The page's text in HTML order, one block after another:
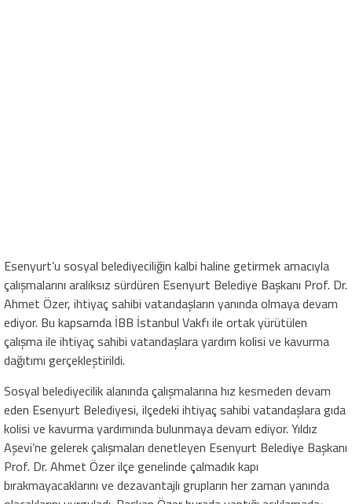
Esenyurt’u sosyal belediyeciliğin kalbi haline getirmek amacıyla
çalışmalarını aralıksız sürdüren Esenyurt Belediye Başkanı Prof. Dr.
Ahmet Özer, ihtiyaç sahibi vatandaşların yanında olmaya devam
ediyor. Bu kapsamda İBB İstanbul Vakfı ile ortak yürütülen
çalışma ile ihtiyaç sahibi vatandaşlara yardım kolisi ve kavurma
dağıtımı gerçekleştirildi.
Sosyal belediyecilik alanında çalışmalarına hız kesmeden devam
eden Esenyurt Belediyesi, ilçedeki ihtiyaç sahibi vatandaşlara gıda
kolisi ve kavurma yardımında bulunmaya devam ediyor. Yıldız
Aşevi’ne gelerek çalışmaları denetleyen Esenyurt Belediye Başkanı
Prof. Dr. Ahmet Özer ilçe genelinde çalmadık kapı
bırakmayacaklarını ve dezavantajlı grupların her zaman yanında